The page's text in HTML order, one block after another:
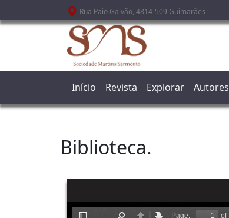
Passar para o conteúdo principal
Rua Paio Galvão, 4814-509 Guimarães
Início Revista Explorar Autores
Biblioteca.